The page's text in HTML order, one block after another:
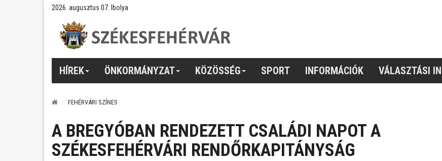
2026. augusztus 07. Ibolya
HÍREK ÖNKORMÁNYZAT KÖZÖSSÉG SPORT INFORMÁCIÓK VÁLASZTÁSI
FEHÉRVÁRI SZÍNES
A BREGYÓBAN RENDEZETT CSALÁDI NAPOT A
SZÉKESFEHÉRVÁRI RENDŐRKAPITÁNYSÁG